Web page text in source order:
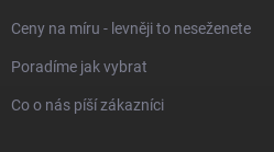
Ceny na míru - levněji to neseženete
Poradíme jak vybrat
Co o nás píší zákazníci